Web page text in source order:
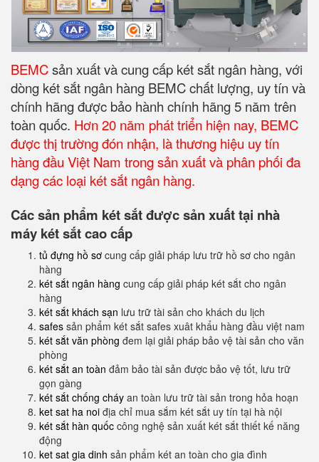
BEMCsản xuất và cung cấp két sắt ngân hàng, với
dòng két sắt ngân hàng BEMC chất lượng, uy tín và
chính hãng được bảo hành chính hãng 5 năm trên
toàn quốc. Hơn 20 năm phát triển hiện nay, BEMC
được thị trường đón nhận, là thương hiệu uy tín
hàng đầu Việt Nam trong sản xuất và phân phối đa
dạng các loại két sắt ngân hàng.
Các sản phẩm két sắt được sản xuất tại nhà
máy két sắt cao cấp
tủ đựng hồ sơ cung cấp giải pháp lưu trữ hồ sơ cho ngân
hàng
két sắt ngân hàng cung cấp giải pháp két sắt cho ngân
hàng
két sắt khách sạn lưu trữ tài sản cho khách du lịch
safes sản phẩm két sắt safes xuât khẩu hàng đầu việt nam
két sắt văn phòng đem lại giải pháp bảo vệ tài sản cho văn
phòng
két sắt an toàn đảm bảo tài sản được bảo vệ tốt, lưu trữ
gọn gàng
két sắt chống cháy an toàn lưu trữ tài sản trong hỏa hoạn
ket sat ha noi địa chỉ mua sắm két sắt uy tín tại hà nội
két sắt hàn quốc công nghệ sản xuất két sắt thiết kế năng
động
ket sat gia dinh sản phẩm két an toàn cho gia đình